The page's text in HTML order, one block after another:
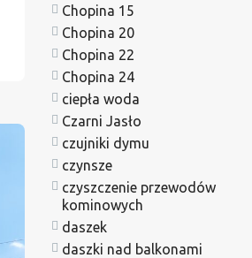
Chopina 15
Chopina 20
Chopina 22
Chopina 24
ciepła woda
Czarni Jasło
czujniki dymu
czynsze
czyszczenie przewodów
kominowych
daszek
daszki nad balkonami